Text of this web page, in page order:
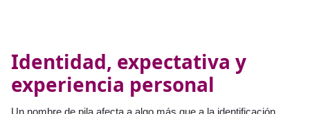
Identidad, expectativa y
experiencia personal